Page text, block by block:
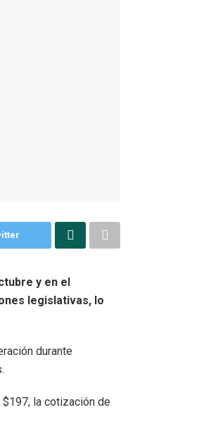
y en el
legislativas, lo
durante
la cotización de